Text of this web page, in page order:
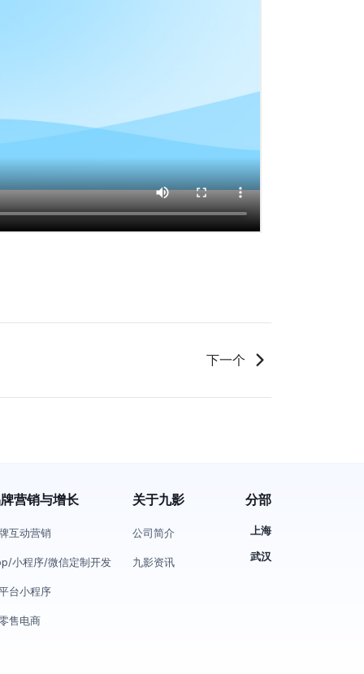
下一个
营销与增长
互动营销
小程序/微信定制开发
台小程序
售电商
关于九影
公司简介
九影资讯
分部
上海
武汉